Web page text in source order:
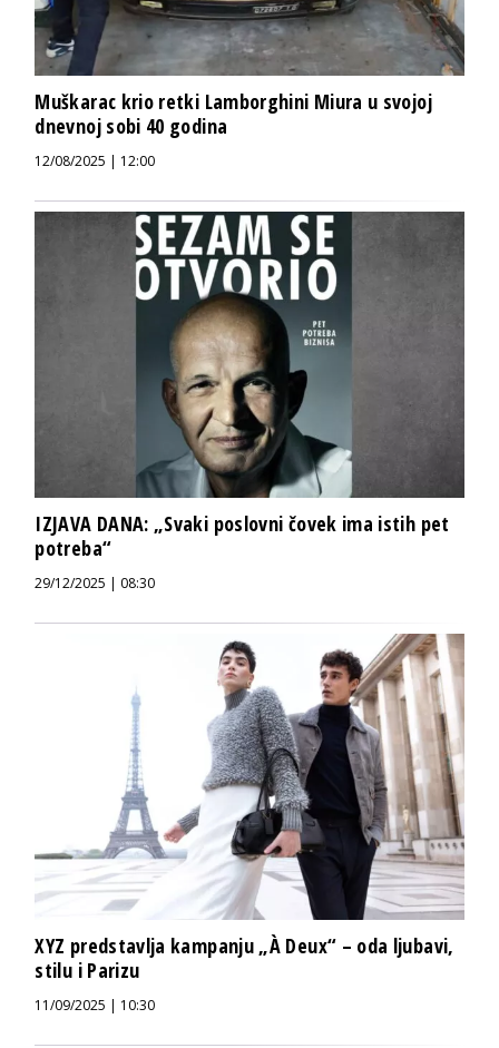
Muškarac krio retki Lamborghini Miura u svojoj
dnevnoj sobi 40 godina
12/08/2025 | 12:00
IZJAVA DANA: „Svaki poslovni čovek ima istih pet
potreba“
29/12/2025 | 08:30
XYZ predstavlja kampanju „À Deux“ – oda ljubavi,
stilu i Parizu
11/09/2025 | 10:30